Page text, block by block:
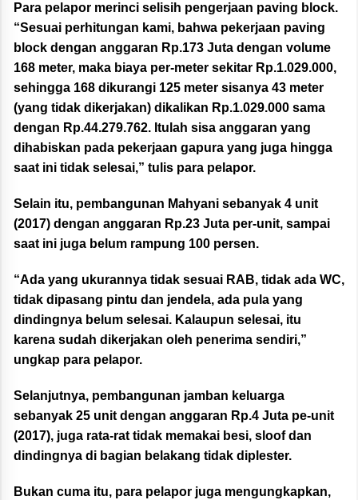
Para pelapor merinci selisih pengerjaan paving block.
“Sesuai perhitungan kami, bahwa pekerjaan paving
block dengan anggaran Rp.173 Juta dengan volume
168 meter, maka biaya per-meter sekitar Rp.1.029.000,
sehingga 168 dikurangi 125 meter sisanya 43 meter
(yang tidak dikerjakan) dikalikan Rp.1.029.000 sama
dengan Rp.44.279.762. Itulah sisa anggaran yang
dihabiskan pada pekerjaan gapura yang juga hingga
saat ini tidak selesai,” tulis para pelapor.
Selain itu, pembangunan Mahyani sebanyak 4 unit
(2017) dengan anggaran Rp.23 Juta per-unit, sampai
saat ini juga belum rampung 100 persen.
“Ada yang ukurannya tidak sesuai RAB, tidak ada WC,
tidak dipasang pintu dan jendela, ada pula yang
dindingnya belum selesai. Kalaupun selesai, itu
karena sudah dikerjakan oleh penerima sendiri,”
ungkap para pelapor.
Selanjutnya, pembangunan jamban keluarga
sebanyak 25 unit dengan anggaran Rp.4 Juta pe-unit
(2017), juga rata-rat tidak memakai besi, sloof dan
dindingnya di bagian belakang tidak diplester.
Bukan cuma itu, para pelapor juga mengungkapkan,